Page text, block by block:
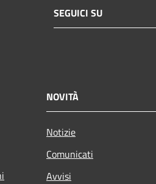
SEGUICI SU
NOVITÀ
Notizie
Comunicati
Avvisi